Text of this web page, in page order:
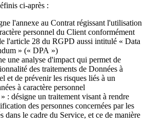
ci-après :
l'annexe au Contrat régissant l'utilisation
personnel du Client conformément
l'article 28 du RGPD aussi intitulé « Data
» (« DPA »)
une analyse d'impact qui permet de
des traitements de Données à
et de prévenir les risques liés à un
à caractère personnel
: désigne un traitement visant à rendre
des personnes concernées par les
dans le cadre du Service, et ce de manière